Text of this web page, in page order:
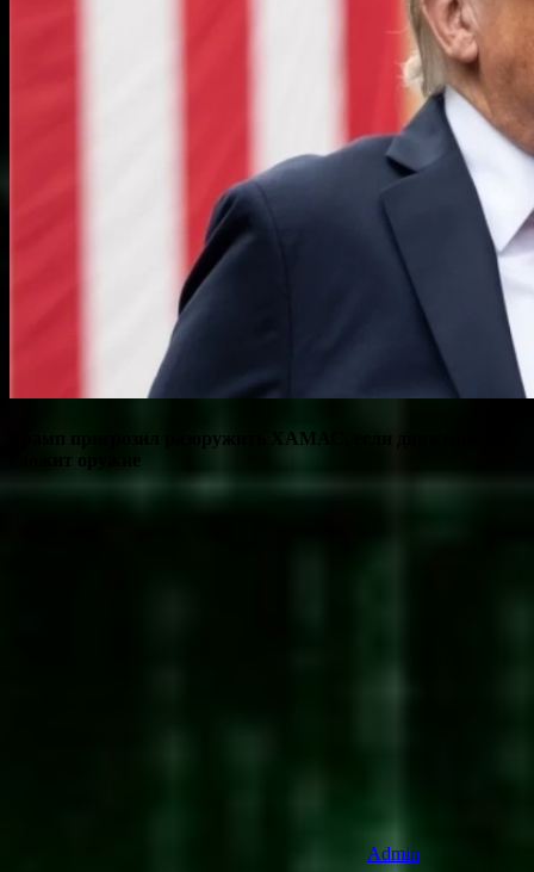
Трамп пригрозил разоружить ХАМАС, если движение не
сложит оружие
Admin